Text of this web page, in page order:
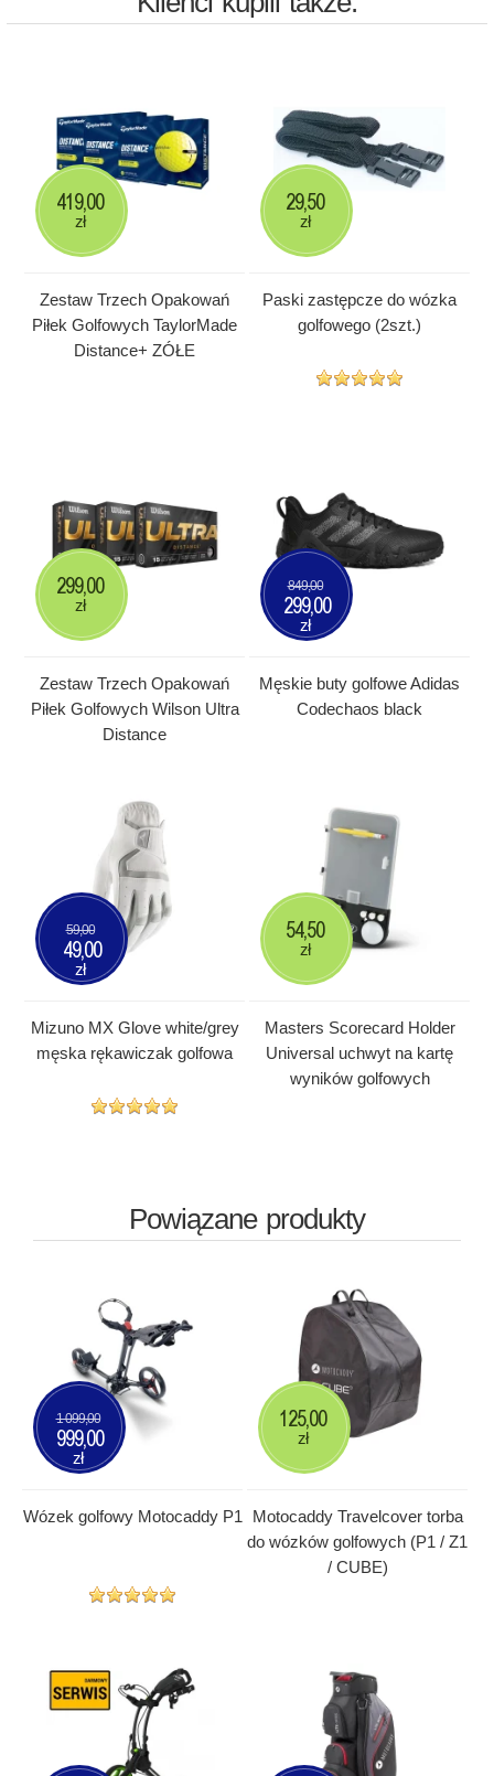
Zestaw Trzech Opakowań
Piłek Golfowych TaylorMade
Distance+ ZÓŁE
419,00
zł
Paski zastępcze do wózka
golfowego (2szt.)
29,50
zł
Zestaw Trzech Opakowań
Piłek Golfowych Wilson Ultra
Distance
299,00
zł
Męskie buty golfowe Adidas
Codechaos black
849,00
299,00
zł
Mizuno MX Glove white/grey
męska rękawiczak golfowa
59,00
49,00
zł
Masters Scorecard Holder
Universal uchwyt na kartę
wyników golfowych
54,50
zł
Powiązane produkty
Wózek golfowy Motocaddy P1
1 099,00
999,00
zł
Motocaddy Travelcover torba
do wózków golfowych (P1 / Z1
/ CUBE)
125,00
zł